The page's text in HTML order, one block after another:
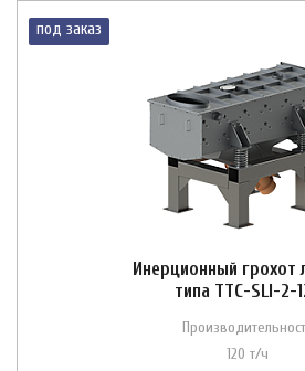
под заказ
Инерционный грохот
типа ТТС-SLI-2-
120 т/ч